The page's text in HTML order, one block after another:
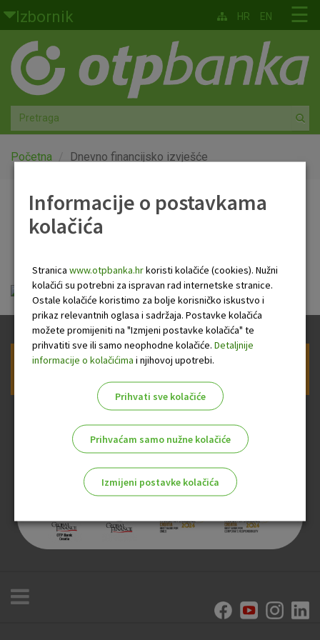
Skoči na glavni sadržaj
Izbornik
Građani
Privatno bankarstvo
Agro
Mala poduzeća i obrtnici
Globalna tržišta
O nama
☰
HR EN
Početna Dnevno financijsko izvješće
Dnevno financijsko
Dnevno financijsko izvješće.pdf
Prijava na newsletter OTP banke
Informacije o postavkama
kolačića
Stranica www.otpbanka.hrkoristi kolačiće (cookies). Nužni
kolačići su potrebni za ispravan rad internetske stranice.
Ostale kolačiće koristimo za bolje korisničko iskustvo i
prikaz relevantnih oglasa i sadržaja. Postavke kolačića
možete promijeniti na "Izmjeni postavke kolačića" te
prihvatiti sve ili samo neophodne kolačiće. Detaljnije
informacije o kolačićima i njihovoj upotrebi.
Prihvati sve kolačiće
Prihvaćam samo nužne kolačiće
Izmijeni postavke kolačića